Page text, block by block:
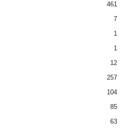
461
7
1
1
12
257
104
85
63